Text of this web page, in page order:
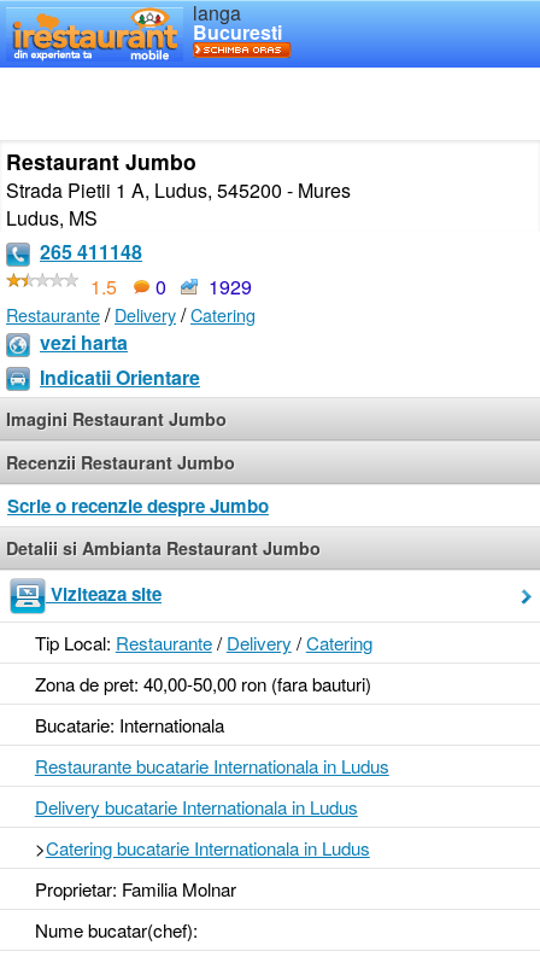
langa
Bucuresti
Restaurant Jumbo
Strada Pietii 1 A, Ludus, 545200 - Mures
Ludus, MS
265 411148
1.5
0 1929
Restaurante/Delivery/Catering
vezi harta
Indicatii Orientare
Imagini Restaurant Jumbo
Recenzii Restaurant Jumbo
Scrie o recenzie despre Jumbo
Detalii si Ambianta Restaurant Jumbo
Viziteaza site
Tip Local: Restaurante/Delivery /Catering
Zona de pret: 40,00-50,00 ron (fara bauturi)
Bucatarie: Internationala
Restaurante bucatarie Internationala in Ludus
Delivery bucatarie Internationala in Ludus
>Catering bucatarie Internationala in Ludus
Proprietar: Familia Molnar
Nume bucatar(chef):